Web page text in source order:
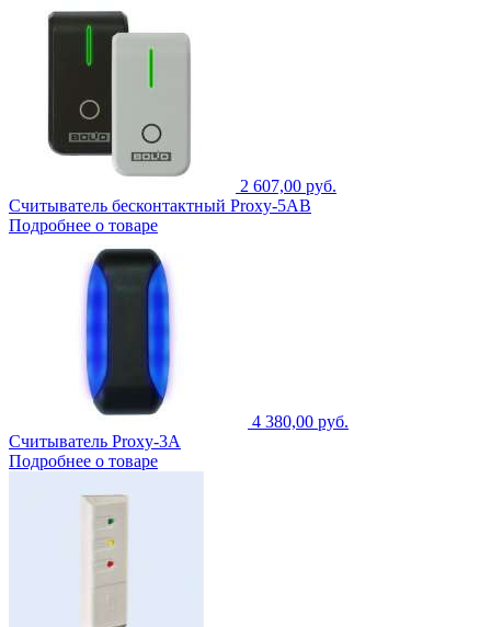
2 607,00 руб.
Cчитыватель бесконтактный Proxy-5AB
Подробнее о товаре
4 380,00 руб.
Cчитыватель Proxy-3А
Подробнее о товаре